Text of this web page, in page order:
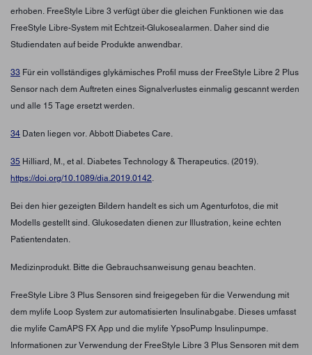
erhoben. FreeStyle Libre 3 verfügt über die gleichen Funktionen wie das
FreeStyle Libre-System mit Echtzeit-Glukosealarmen. Daher sind die
Studiendaten auf beide Produkte anwendbar.
33 Für ein vollständiges glykämisches Profil muss der FreeStyle Libre 2 Plus
Sensor nach dem Auftreten eines Signalverlustes einmalig gescannt werden
und alle 15 Tage ersetzt werden.
34 Daten liegen vor. Abbott Diabetes Care.
35 Hilliard, M., et al. Diabetes Technology & Therapeutics. (2019).
https://doi.org/10.1089/dia.2019.0142.
Bei den hier gezeigten Bildern handelt es sich um Agenturfotos, die mit
Modells gestellt sind. Glukosedaten dienen zur Illustration, keine echten
Patientendaten.
Medizinprodukt. Bitte die Gebrauchsanweisung genau beachten.
FreeStyle Libre 3 Plus Sensoren sind freigegeben für die Verwendung mit
dem mylife Loop System zur automatisierten Insulinabgabe. Dieses umfasst
die mylife CamAPS FX App und die mylife YpsoPump Insulinpumpe.
Informationen zur Verwendung der FreeStyle Libre 3 Plus Sensoren mit dem